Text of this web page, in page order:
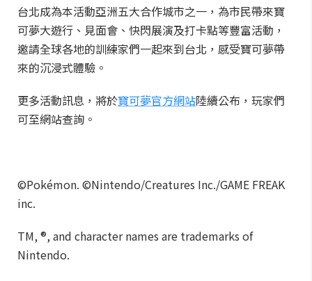
台北成為本活動亞洲五大合作城市之一，為市民帶來寶
可夢大遊行、見面會、快閃展演及打卡點等豐富活動，
邀請全球各地的訓練家們一起來到台北，感受寶可夢帶
來的沉浸式體驗。
更多活動訊息，將於寶可夢官方網站陸續公布，玩家們
可至網站查詢。
©Pokémon. ©Nintendo/Creatures Inc./GAME FREAK
inc.
TM, ®, and character names are trademarks of
Nintendo.